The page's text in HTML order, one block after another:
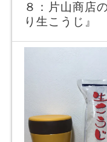
８：片山商店
り生こうじ』